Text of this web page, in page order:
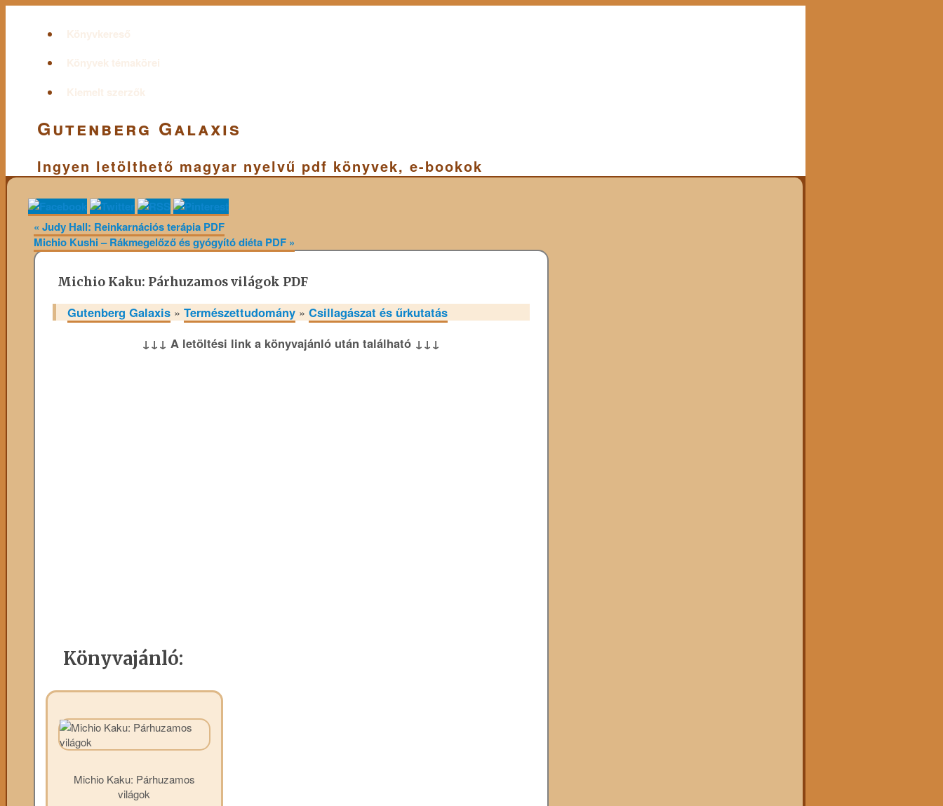
Könyvkereső
Könyvek témakörei
Kiemelt szerzők
Gutenberg Galaxis
Ingyen letölthető magyar nyelvű pdf könyvek, e-bookok
« Judy Hall: Reinkarnációs terápia PDF
Michio Kushi – Rákmegelőző és gyógyító diéta PDF »
Michio Kaku: Párhuzamos világok PDF
Gutenberg Galaxis » Természettudomány » Csillagászat és űrkutatás
↓↓↓ A letöltési link a könyvajánló után található ↓↓↓
Könyvajánló:
Michio Kaku: Párhuzamos
világok